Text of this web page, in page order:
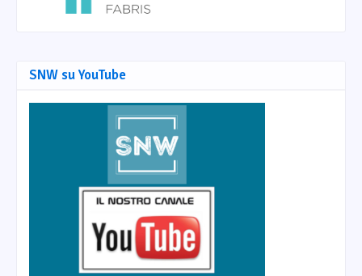
SNW su YouTube